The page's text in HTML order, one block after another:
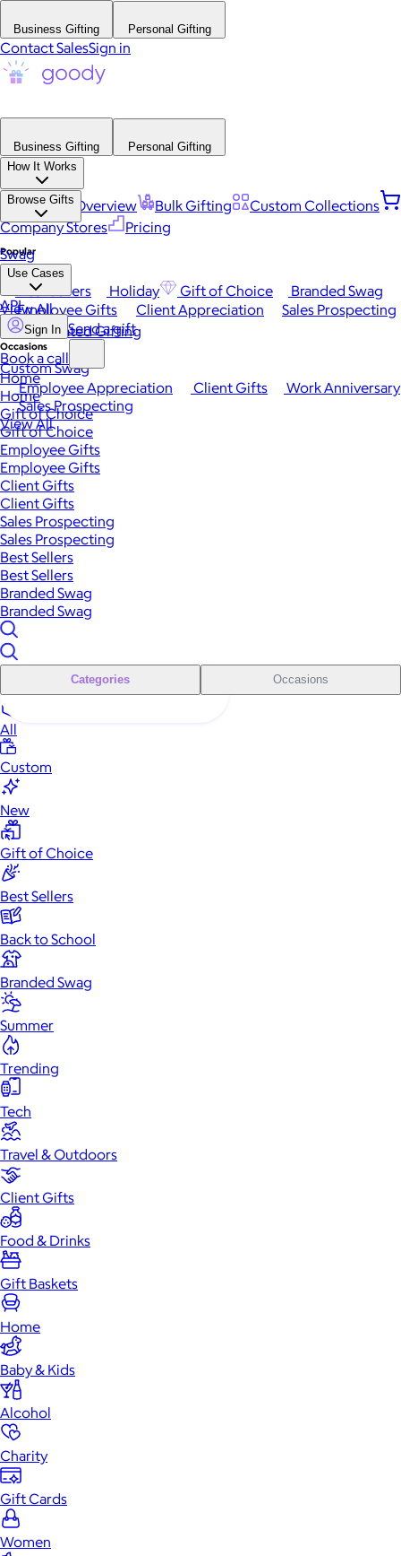
Business Gifting Personal Gifting
Contact SalesSign in
Business Gifting
Personal Gifting
How It Works
Platform Overview Bulk Gifting
Custom Collections
Company Stores
Pricing
Browse Gifts
Popular
Best Sellers Holiday Gift of Choice
Branded Swag
View All
Occasions
Employee Appreciation Client Gifts
Work Anniversary
Sales Prospecting
View All
Swag
Use Cases
Employee Gifts Client Appreciation
Sales Prospecting
Automated Gifting
Custom Swag
API
Sign In Send a gift
Book a call
Home
Home
Gift of Choice
Gift of Choice
Employee Gifts
Employee Gifts
Client Gifts
Client Gifts
Sales Prospecting
Sales Prospecting
Best Sellers
Best Sellers
Branded Swag
Branded Swag
Categories Occasions
All
Custom
New
Gift of Choice
Best Sellers
Back to School
Branded Swag
Summer
Trending
Tech
Travel & Outdoors
Client Gifts
Food & Drinks
Gift Baskets
Home
Baby & Kids
Alcohol
Charity
Gift Cards
Women